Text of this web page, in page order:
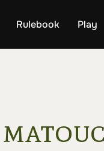
Rulebook Play